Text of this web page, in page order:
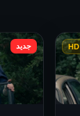
HD جديد